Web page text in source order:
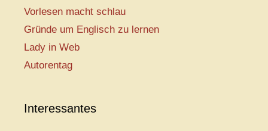
Vorlesen macht schlau
Gründe um Englisch zu lernen
Lady in Web
Autorentag
Interessantes